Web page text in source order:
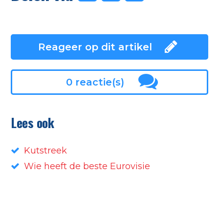
Reageer op dit artikel
0 reactie(s)
Lees ook
Kutstreek
Wie heeft de beste Eurovisie